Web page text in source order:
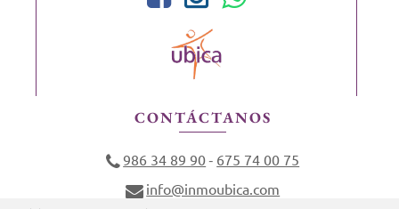
CONTÁCTANOS
986 34 89 90- 675 74 00 75
info@inmoubica.com